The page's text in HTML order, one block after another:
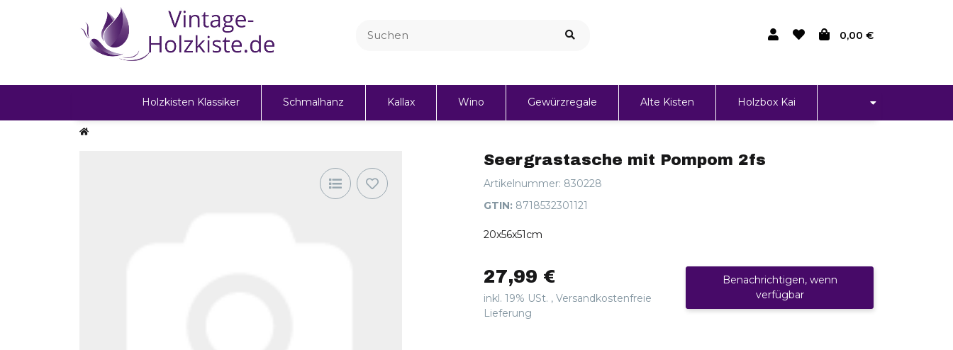
0,00 €
Holzkisten Klassiker Schmalhanz Kallax Wino Gewürzregale Alte Kisten Holzbox Kai
Seergrastasche mit Pompom 2fs
Artikelnummer: 830228
GTIN: 8718532301121
20x56x51cm
27,99 €
inkl. 19% USt. , Versandkostenfreie
Lieferung
Benachrichtigen, wenn
verfügbar